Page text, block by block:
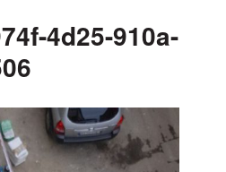
4d25-910a-